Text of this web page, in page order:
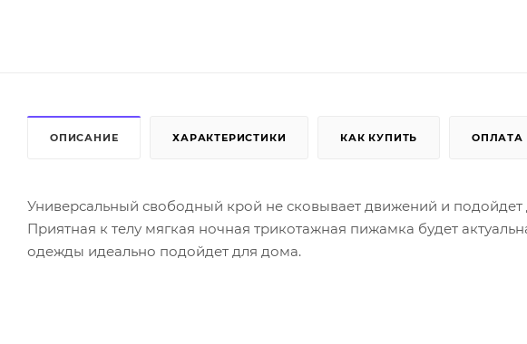
ОПИСАНИЕ ХАРАКТЕРИСТИКИ КАК КУПИТЬ ОПЛАТА
Универсальный свободный крой не сковывает движений и
Приятная к телу мягкая ночная трикотажная пижамка будет
одежды идеально подойдет для дома.